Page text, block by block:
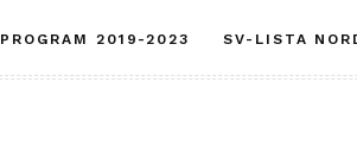
PROGRAM 2019-2023 SV-LISTA